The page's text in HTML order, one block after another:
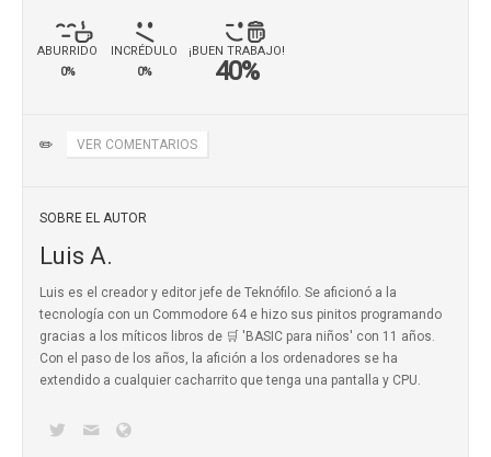
ABURRIDO
0%
INCRÉDULO
0%
¡BUEN TRABAJO!
40%
✏️ VER COMENTARIOS
SOBRE EL AUTOR
Luis A.
Luis es el creador y editor jefe de Teknófilo. Se aficionó a la
tecnología con un Commodore 64 e hizo sus pinitos programando
gracias a los míticos libros de 🛒 'BASIC para niños' con 11 años.
Con el paso de los años, la afición a los ordenadores se ha
extendido a cualquier cacharrito que tenga una pantalla y CPU.